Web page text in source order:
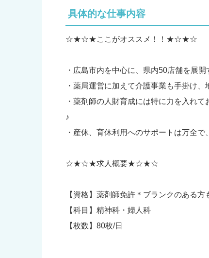
具体的な仕事内容
☆★☆★ここがオススメ！！★☆★☆
・広島市内を中心に、県内50店舗を展開
・薬局運営に加えて介護事業も手掛け
・薬剤師の人財育成には特に力を入れ
♪
・産休、育休利用へのサポートは万全
☆★☆★求人概要★☆★☆
【資格】薬剤師免許＊ブランクのある
【科目】精神科・婦人科
【枚数】80枚/日